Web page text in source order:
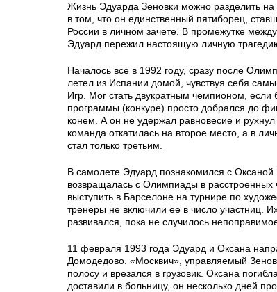
Жизнь Эдуарда Зеновки можно разделить
в том, что он единственный пятиборец,
России в личном зачете. В промежутке
Эдуард пережил настоящую личную
Началось все в 1992 году, сразу после
летел из Испании домой, чувствуя себя
Игр. Мог стать двукратным чемпионом,
программы (конкуре) просто добрался до
конем. А он не удержал равновесие и рухнул
команда откатилась на второе место, а в
стал только третьим.
В самолете Эдуард познакомился с Оксаной
возвращалась с Олимпиады в расстроенных
выступить в Барселоне на турнире по
тренеры не включили ее в число участниц.
развивался, пока не случилось
11 февраля 1993 года Эдуард и Оксана
Домодедово. «Москвич», управляемый
полосу и врезался в грузовик. Оксана
доставили в больницу, он несколько дней